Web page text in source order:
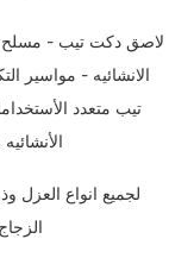
الانشائيه - مواسير
تيب متعدد
الأنشائيه
لجميع انواع العزل